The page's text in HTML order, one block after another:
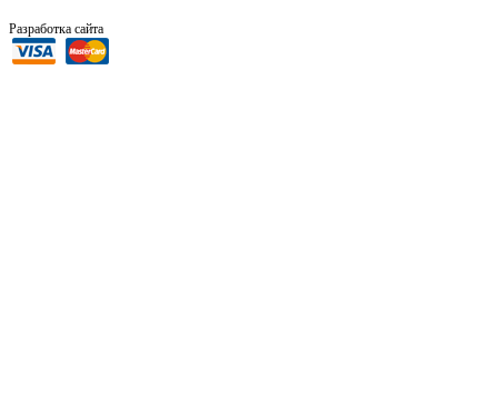
Разработка сайта